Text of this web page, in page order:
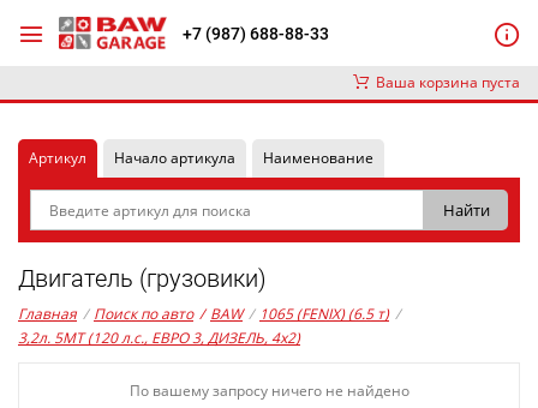
+7 (987) 688-88-33
Ваша корзина пуста
Артикул Начало артикула Наименование
Двигатель (грузовики)
Главная / Поиск по авто / BAW / 1065 (FENIX) (6.5 т) /
3,2л. 5MT (120 л.с., ЕВРО 3, ДИЗЕЛЬ, 4x2)
По вашему запросу ничего не найдено